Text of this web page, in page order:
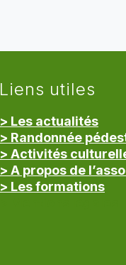
Liens utiles
> Les actualités
> Randonnée
> Activités
> A propos de
> Les formations